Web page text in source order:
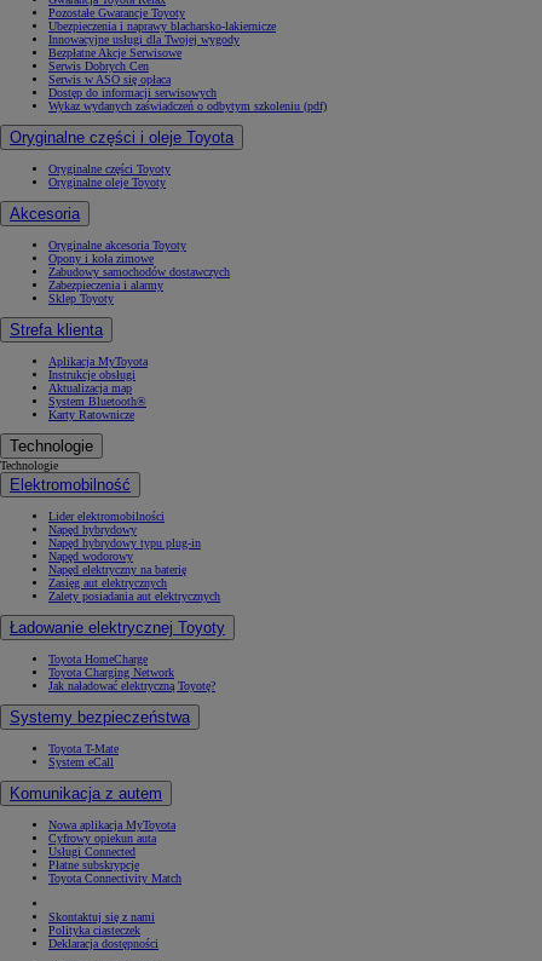
Pozostałe Gwarancje Toyoty
Ubezpieczenia i naprawy blacharsko-lakiernicze
Innowacyjne usługi dla Twojej wygody
Bezpłatne Akcje Serwisowe
Serwis Dobrych Cen
Serwis w ASO się opłaca
Dostęp do informacji serwisowych
Wykaz wydanych zaświadczeń o odbytym szkoleniu (pdf)
Oryginalne części i oleje Toyota
Oryginalne części Toyoty
Oryginalne oleje Toyoty
Akcesoria
Oryginalne akcesoria Toyoty
Opony i koła zimowe
Zabudowy samochodów dostawczych
Zabezpieczenia i alarmy
Sklep Toyoty
Strefa klienta
Aplikacja MyToyota
Instrukcje obsługi
Aktualizacja map
System Bluetooth®
Karty Ratownicze
Technologie
Technologie
Elektromobilność
Lider elektromobilności
Napęd hybrydowy
Napęd hybrydowy typu plug-in
Napęd wodorowy
Napęd elektryczny na baterię
Zasięg aut elektrycznych
Zalety posiadania aut elektrycznych
Ładowanie elektrycznej Toyoty
Toyota HomeCharge
Toyota Charging Network
Jak naładować elektryczną Toyotę?
Systemy bezpieczeństwa
Toyota T-Mate
System eCall
Komunikacja z autem
Nowa aplikacja MyToyota
Cyfrowy opiekun auta
Usługi Connected
Płatne subskrypcje
Toyota Connectivity Match
Skontaktuj się z nami
Polityka ciasteczek
Deklaracja dostępności